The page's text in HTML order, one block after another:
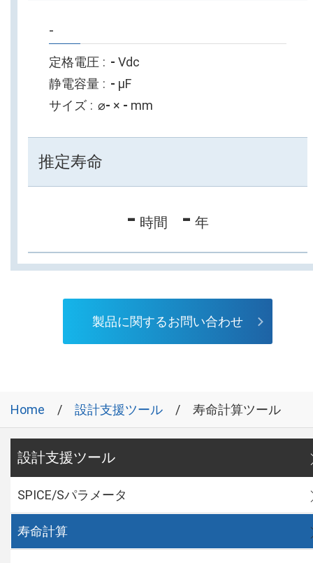
-
定格電圧 - Vdc
静電容量
- µF
サイズ
⌀- × - mm
推定寿命
- 時間 - 年
製品に関するお問い合わせ
Home 設計支援ツール 寿命計算ツール
設計支援ツール
SPICE/Sパラメータ
寿命計算